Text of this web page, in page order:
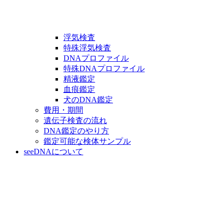
浮気検査
特殊浮気検査
DNAプロファイル
特殊DNAプロファイル
精液鑑定
血痕鑑定
犬のDNA鑑定
費用・期間
遺伝子検査の流れ
DNA鑑定のやり方
鑑定可能な検体サンプル
seeDNAについて